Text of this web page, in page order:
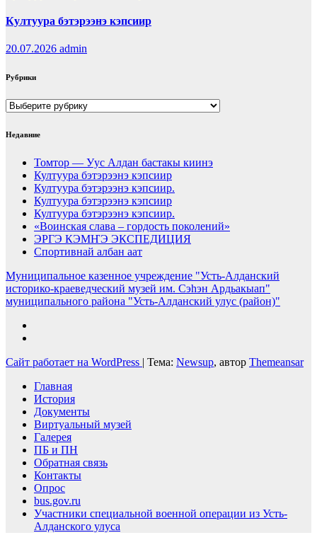
Култуура бэтэрээнэ кэпсиир
20.07.2026 admin
Рубрики
Рубрики
Недавние
Томтор — Уус Алдан бастакы киинэ
Култуура бэтэрээнэ кэпсиир
Култуура бэтэрээнэ кэпсиир.
Култуура бэтэрээнэ кэпсиир
Култуура бэтэрээнэ кэпсиир.
«Воинская слава – гордость поколений»
ЭРГЭ КЭМҤЭ ЭКСПЕДИЦИЯ
Спортивнай албан аат
Муниципальное казенное учреждение "Усть-Алданский
историко-краеведческий музей им. Сэһэн Ардьакыап"
муниципального района "Усть-Алданский улус (район)"
Сайт работает на WordPress | Тема: Newsup, автор Themeansar
Главная
История
Документы
Виртуальный музей
Галерея
ПБ и ПН
Обратная связь
Контакты
Опрос
bus.gov.ru
Участники специальной военной операции из Усть-
Алданского улуса